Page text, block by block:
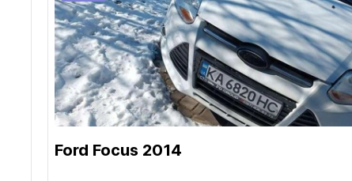
Ford Focus 2014